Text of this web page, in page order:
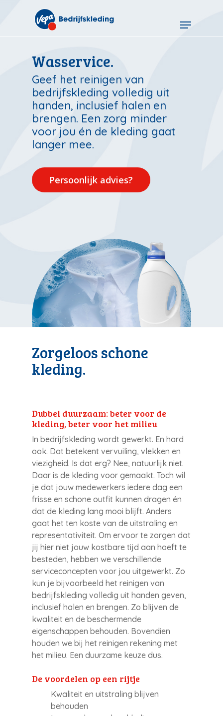
Menu
Wasservice.
Geef het reinigen van
bedrijfskleding volledig uit
handen, inclusief halen en
brengen. Een zorg minder
voor jou én de kleding gaat
langer mee.
Persoonlijk advies?
Zorgeloos schone
kleding.
Dubbel duurzaam: beter voor de
kleding, beter voor het milieu
In bedrijfskleding wordt gewerkt. En hard
ook. Dat betekent vervuiling, vlekken en
viezigheid. Is dat erg? Nee, natuurlijk niet.
Daar is de kleding voor gemaakt. Toch wil
je dat jouw medewerkers iedere dag een
frisse en schone outfit kunnen dragen én
dat de kleding lang mooi blijft. Anders
gaat het ten koste van de uitstraling en
representativiteit. Om ervoor te zorgen dat
jij hier niet jouw kostbare tijd aan hoeft te
besteden, hebben we verschillende
serviceconcepten voor jou uitgewerkt. Zo
kun je bijvoorbeeld het reinigen van
bedrijfskleding volledig uit handen geven,
inclusief halen en brengen. Zo blijven de
kwaliteit en de beschermende
eigenschappen behouden. Bovendien
houden we bij het reinigen rekening met
het milieu. Een duurzame keuze dus.
De voordelen op een rijtje
Kwaliteit en uitstraling blijven
behouden